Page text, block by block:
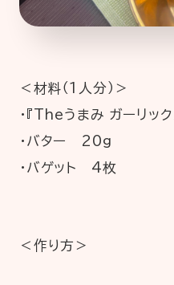
＜材料（1人分）＞
・『Theうまみ ガーリッ
・バター 20g
・バゲット 4枚
＜作り方＞